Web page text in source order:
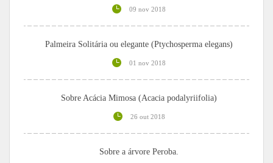
09 nov 2018
Palmeira Solitária ou elegante (Ptychosperma elegans)
01 nov 2018
Sobre Acácia Mimosa (Acacia podalyriifolia)
26 out 2018
Sobre a árvore Peroba.